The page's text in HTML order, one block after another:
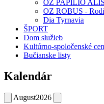
OZ PAPILIO
OZ ROBUS -
Dia Tyrnavia
ŠPORT
Dom služieb
Kultúrno-spoločenské
Bučianske listy
Kalendár
August2026